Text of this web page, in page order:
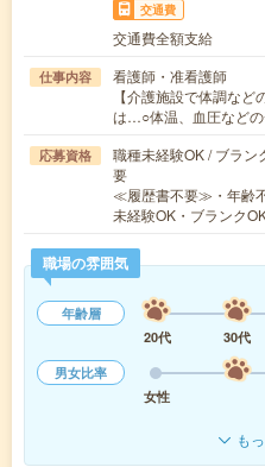
交通費
交通費全額支給
仕事内容
看護師・准看護師
【介護施設で体調な
は…○体温、血圧など
応募資格
職種未経験OK / ブラン
要
≪履歴書不要≫・年齢
未経験OK・ブランク
職場の雰囲気
年齢層
20代
30代
男女比率
女性
も